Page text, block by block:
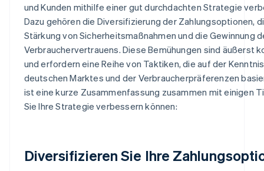
und Kunden mithilfe einer gut durchdachten Strategie
Dazu gehören die Diversifizierung der Zahlungsoptionen,
Stärkung von Sicherheitsmaßnahmen und die Gewinnung
Verbrauchervertrauens. Diese Bemühungen sind äußerst
und erfordern eine Reihe von Taktiken, die auf der
deutschen Marktes und der Verbraucherpräferenzen
ist eine kurze Zusammenfassung zusammen mit einigen
Sie Ihre Strategie verbessern können:
Diversifizieren Sie Ihre